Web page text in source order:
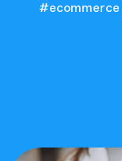
#ecommerce